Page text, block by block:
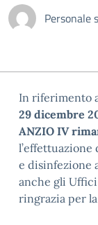
Personale
In riferimento
29 dicembre
ANZIO IV
e disinfezione
anche gli
ringrazia per